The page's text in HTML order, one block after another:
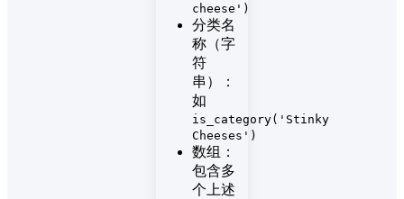
cheese')
分类名
称（字
符
串）：
如
is_category('Stinky
Cheeses')
数组：
包含多
个上述